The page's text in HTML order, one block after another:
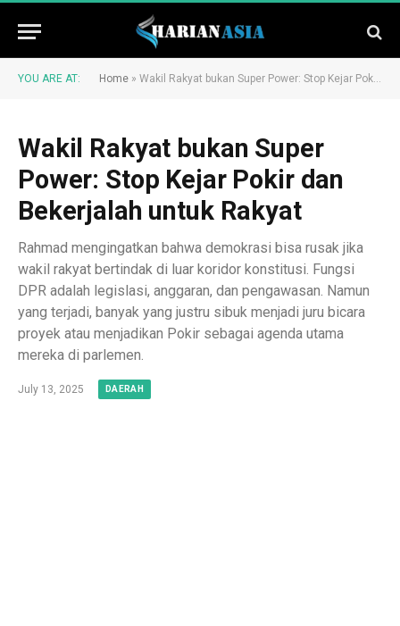
YOU ARE AT: Home » Wakil Rakyat bukan Super Power: Stop Kejar Pokir dan Bekerjalah untuk Rakyat
Wakil Rakyat bukan Super
Power: Stop Kejar Pokir dan
Bekerjalah untuk Rakyat
Rahmad mengingatkan bahwa demokrasi bisa rusak jika
wakil rakyat bertindak di luar koridor konstitusi. Fungsi
DPR adalah legislasi, anggaran, dan pengawasan. Namun
yang terjadi, banyak yang justru sibuk menjadi juru bicara
proyek atau menjadikan Pokir sebagai agenda utama
mereka di parlemen.
July 13, 2025 DAERAH